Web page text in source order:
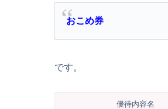
おこめ券
です。
優待内容名